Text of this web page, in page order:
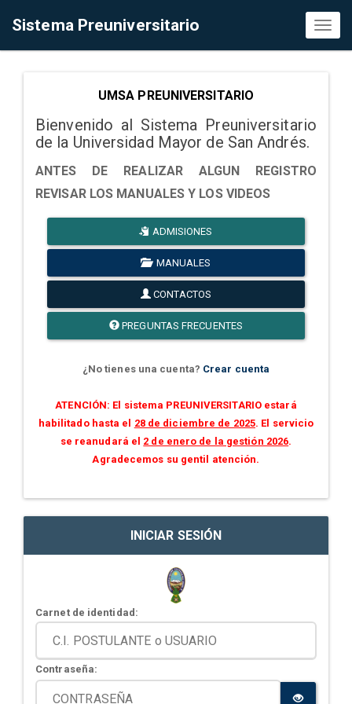
Sistema Preuniversitario
UMSA PREUNIVERSITARIO
Bienvenido al Sistema Preuniversitario
de la Universidad Mayor de San Andrés.
ANTES DE REALIZAR ALGUN REGISTRO
REVISAR LOS MANUALES Y LOS VIDEOS
ADMISIONES
MANUALES
CONTACTOS
PREGUNTAS FRECUENTES
¿No tienes una cuenta? Crear cuenta
ATENCIÓN: El sistema PREUNIVERSITARIO estará
habilitado hasta el 28 de diciembre de 2025. El servicio
se reanudará el 2 de enero de la gestión 2026.
Agradecemos su gentil atención.
INICIAR SESIÓN
Carnet de identidad:
Contraseña: